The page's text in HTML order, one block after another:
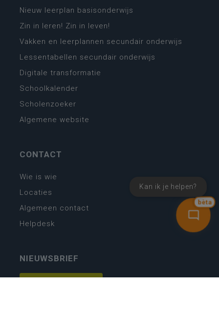
bèta
Kan ik je helpen?
Nieuw leerplan basisonderwijs
Zin in leren! Zin in leven!
Vakken en leerplannen secundair onderwijs
Lessentabellen secundair onderwijs
Digitale transformatie
Schoolkalender
Scholenzoeker
Algemene website
CONTACT
Wie is wie
Locaties
Algemeen contact
Helpdesk
NIEUWSBRIEF